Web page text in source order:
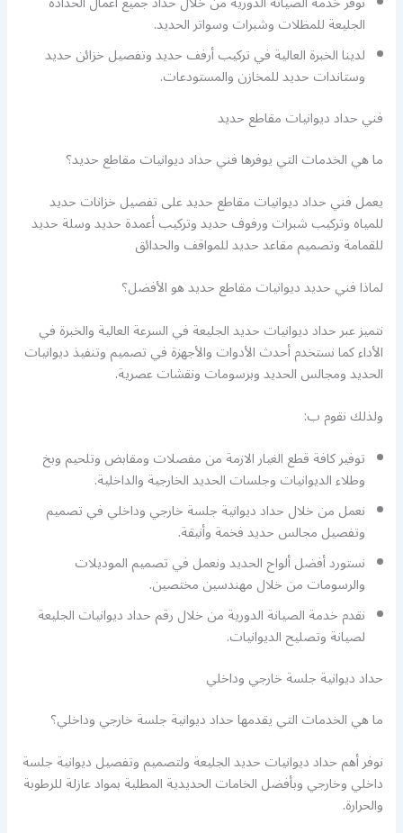
الجليعة للمظلات وشبرات وسواتر الحديد.
لدينا الخبرة العالية في تركيب أرفف حديد وتفصيل خزائن حديد
وستاندات حديد للمخازن والمستودعات.
فني حداد ديوانيات مقاطع حديد
ما هي الخدمات التي يوفرها فني حداد ديوانيات مقاطع حديد؟
يعمل فني حداد ديوانيات مقاطع حديد على تفصيل خزانات حديد
للمياه وتركيب شبرات ورفوف حديد وتركيب أعمدة حديد وسلة حديد
للقمامة وتصميم مقاعد حديد للمواقف والحدائق
لماذا فني حديد ديوانيات مقاطع حديد هو الأفضل؟
نتميز عبر حداد ديوانيات حديد الجليعة في السرعة العالية والخبرة في
الأداء كما نستخدم أحدث الأدوات والأجهزة في تصميم وتنفيذ ديوانيات
الحديد ومجالس الحديد وبرسومات ونقشات عصرية.
ولذلك نقوم ب:
توفير كافة قطع الغيار الازمة من مفصلات ومقابض وتلحيم وبخ
وطلاء الديوانيات وجلسات الحديد الخارجية والداخلية.
نعمل من خلال حداد ديوانية جلسة خارجي وداخلي في تصميم
وتفصيل مجالس حديد فخمة وأنيقة.
نستورد أفضل ألواح الحديد ونعمل في تصميم الموديلات
والرسومات من خلال مهندسين مختصين.
نقدم خدمة الصيانة الدورية من خلال رقم حداد ديوانيات الجليعة
لصيانة وتصليح الديوانيات.
حداد ديوانية جلسة خارجي وداخلي
ما هي الخدمات التي يقدمها حداد ديوانية جلسة خارجي وداخلي؟
نوفر أهم حداد ديوانيات حديد الجليعة ولتصميم وتفصيل ديوانية جلسة
داخلي وخارجي وبأفضل الخامات الحديدية المطلية بمواد عازلة للرطوبة
والحرارة.